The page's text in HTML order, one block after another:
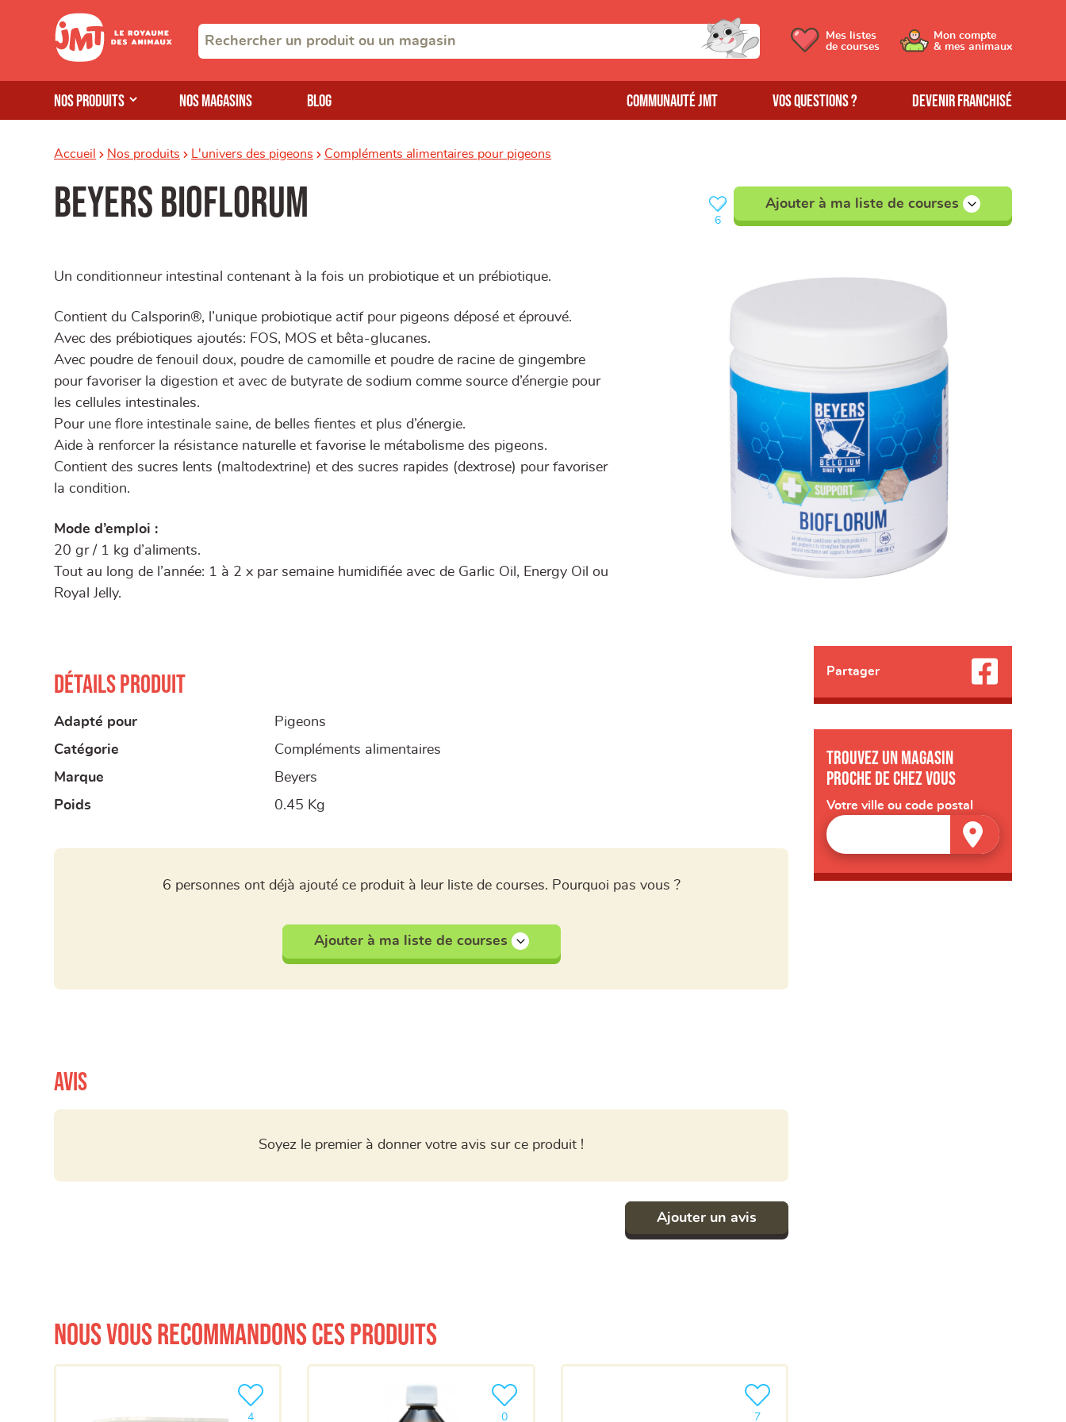
Nos produits Nos magasins Blog Communauté JMT Vos questions ? Devenir franchisé
Mes listes
de courses
Mon compte
& mes animaux
Accueil Nos produits L'univers des pigeons Compléments alimentaires pour pigeons
beyers bioflorum 6
Ajouter à ma liste de courses
Un conditionneur intestinal contenant à la fois un probiotique et un prébiotique.
Contient du Calsporin®, l’unique probiotique actif pour pigeons déposé et éprouvé.
Avec des prébiotiques ajoutés: FOS, MOS et bêta-glucanes.
Avec poudre de fenouil doux, poudre de camomille et poudre de racine de gingembre
pour favoriser la digestion et avec de butyrate de sodium comme source d’énergie pour
les cellules intestinales.
Pour une flore intestinale saine, de belles fientes et plus d’énergie.
Aide à renforcer la résistance naturelle et favorise le métabolisme des pigeons.
Contient des sucres lents (maltodextrine) et des sucres rapides (dextrose) pour favoriser
la condition.
Mode d’emploi :
20 gr / 1 kg d’aliments.
Tout au long de l’année: 1 à 2 x par semaine humidifiée avec de Garlic Oil, Energy Oil ou
Royal Jelly.
Détails produit
Adapté pour
Pigeons
Catégorie
Compléments alimentaires
Marque
Beyers
Poids
0.45 Kg
6 personnes ont déjà ajouté ce produit à leur liste de courses. Pourquoi pas vous ?
Ajouter à ma liste de courses
Avis
Soyez le premier à donner votre avis sur ce produit !
Ajouter un avis
Nous vous recommandons ces produits
4
Ajouter le produit à ma liste
0
Ajouter le produit à ma liste
7
Ajouter le produit à ma liste
Partager
Trouvez un magasin
proche de chez vous
Votre ville ou code postal